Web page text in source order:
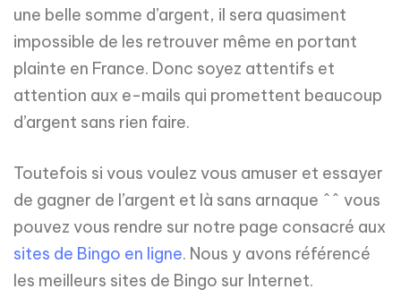
une belle somme d’argent, il sera quasiment
impossible de les retrouver même en portant
plainte en France. Donc soyez attentifs et
attention aux e-mails qui promettent beaucoup
d’argent sans rien faire.
Toutefois si vous voulez vous amuser et essayer
de gagner de l’argent et là sans arnaque ^^ vous
pouvez vous rendre sur notre page consacré aux
sites de Bingo en ligne. Nous y avons référencé
les meilleurs sites de Bingo sur Internet.